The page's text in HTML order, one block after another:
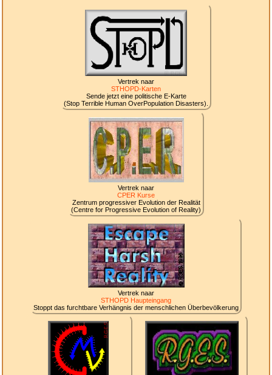
Vertrek naar
STHOPD-Karten
Sende jetzt eine politische E-Karte
(Stop Terrible Human OverPopulation Disasters).
Vertrek naar
CPER Kurse
Zentrum progressiver Evolution der Realität
(Centre for Progressive Evolution of Reality)
Vertrek naar
STHOPD Haupteingang
Stoppt das furchtbare Verhängnis der menschlichen Überbevölkerung